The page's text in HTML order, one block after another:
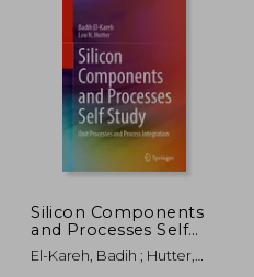
dcto.
Silicon Components
and Processes Self
Study: Unit Processes
and Process
El-Kareh, Badih ; Hutter,